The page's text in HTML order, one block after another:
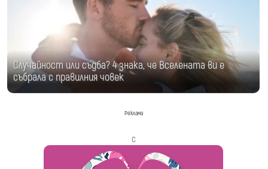
Случайност или съдба? 4 знака, че Вселената ви е
събрала с правилния човек
Реклама
с